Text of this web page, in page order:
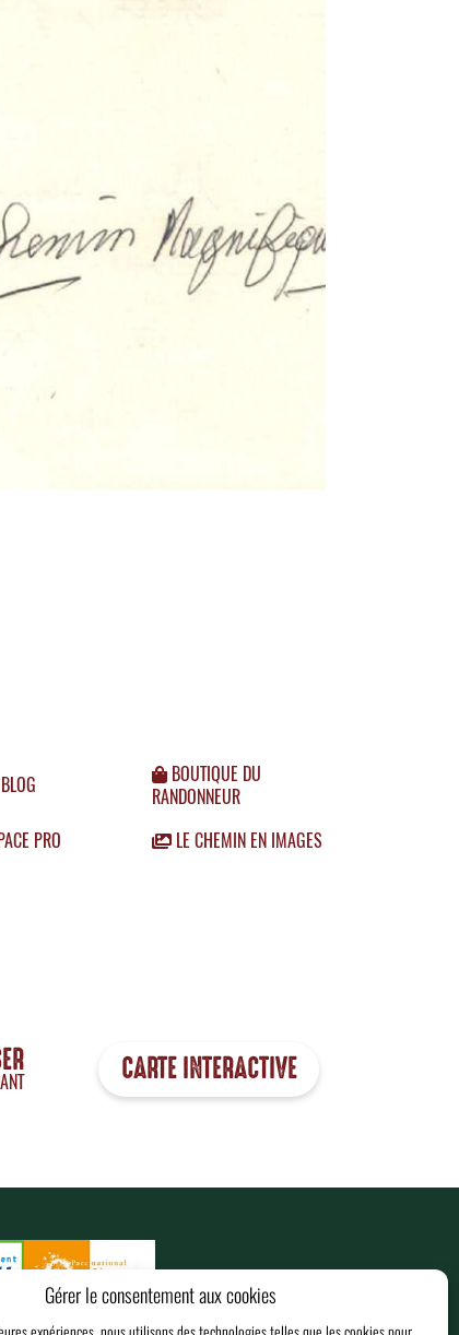
Gérer le consentement aux cookies
BOUTIQUE DU
RANDONNEUR
PRO
LE CHEMIN EN IMAGES
CARTE INTERACTIVE